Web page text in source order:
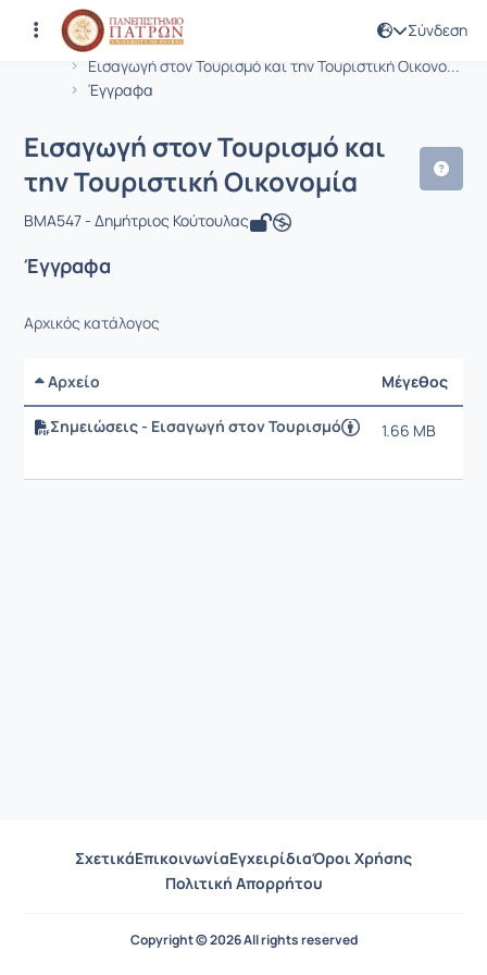
Σύνδεση
Αρχική Σελίδα
Εισαγωγή στον Τουρισμό και την Τουριστική Οικονο...
Έγγραφα
Μάθημα : Εισαγωγή στον Τουρισμό
Κωδικός : BMA547
Εισαγωγή στον Τουρισμό και
την Τουριστική Οικονομία
BMA547 - Δημήτριος Κούτουλας
Έγγραφα
Αρχικός κατάλογος
Αρχείο Μέγεθος
Σημειώσεις - Εισαγωγή στον Τουρισμό 1.66 MB
ΣχετικάΕπικοινωνίαΕγχειρίδιαΌροι Χρήσης
Πολιτική Απορρήτου
Copyright © 2026 All rights reserved